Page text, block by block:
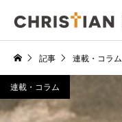
記事 連載・コラム
連載・コラム